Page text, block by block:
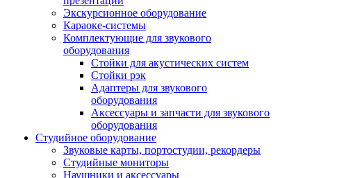
Экскурсионное оборудование
Караоке-системы
Комплектующие для звукового
оборудования
Стойки для акустических систем
Стойки рэк
Адаптеры для звукового
оборудования
Аксессуары и запчасти для звукового
оборудования
Студийное оборудование
Звуковые карты, портостудии, рекордеры
Студийные мониторы
Наушники и аксессуары